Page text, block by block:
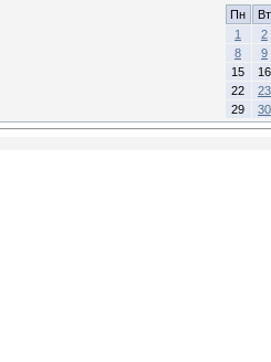
Пн
Вт
1
2
8
9
15
16
22
23
29
30